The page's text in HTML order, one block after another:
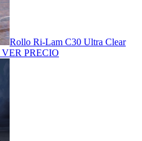
Rollo Ri-Lam C30 Ultra Clear
VER PRECIO